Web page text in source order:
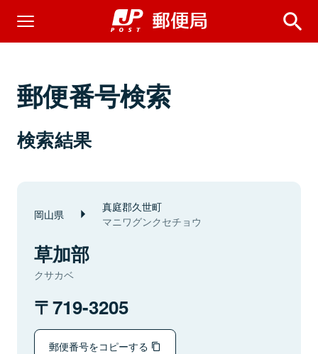
郵便番号検索
検索結果
岡山県 真庭郡久世町
マニワグンクセチョウ
草加部
クサカベ
719-3205
郵便番号をコピーする